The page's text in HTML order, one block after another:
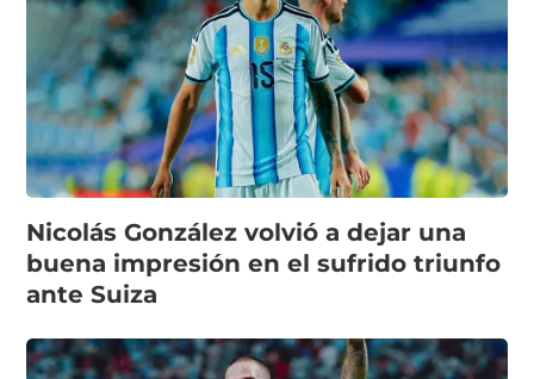
Nicolás González volvió a dejar una
buena impresión en el sufrido triunfo
ante Suiza